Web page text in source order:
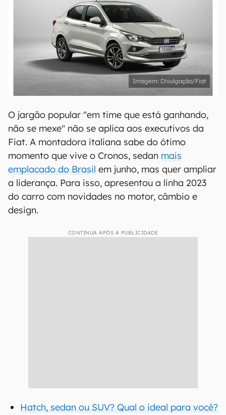
Divulgação/Fiat
O jargão popular "em time que está ganhando,
não se mexe" não se aplica aos executivos da
Fiat. A montadora italiana sabe do ótimo
momento que vive o Cronos, sedan mais
emplacado do Brasil em junho, mas quer ampliar
a liderança. Para isso, apresentou a linha 2023
do carro com novidades no motor, câmbio e
design.
CONTINUA APÓS A PUBLICIDADE
Hatch, sedan ou SUV? Qual o ideal para você?